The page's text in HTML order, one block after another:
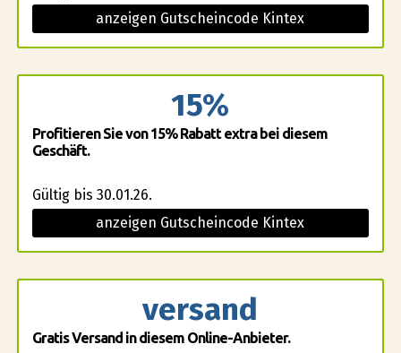
anzeigen Gutscheincode Kintex
15%
Profitieren Sie von 15% Rabatt extra bei diesem
Geschäft.
Gültig bis 30.01.26.
anzeigen Gutscheincode Kintex
versand
Gratis Versand in diesem Online-Anbieter.